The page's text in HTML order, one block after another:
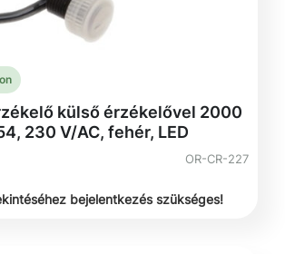
külső érzékelővel 2000
230 V/AC, fehér, LED
OR-CR-227
bejelentkezés szükséges!